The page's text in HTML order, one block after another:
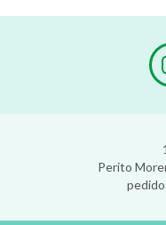
Perito